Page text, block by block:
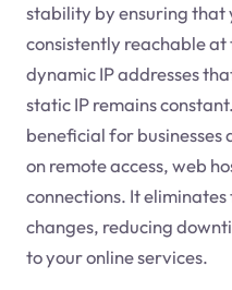
stability by ensuring that
consistently reachable at
dynamic IP addresses
static IP remains
beneficial for
on remote access, web
connections. It
changes, reducing
to your online services.